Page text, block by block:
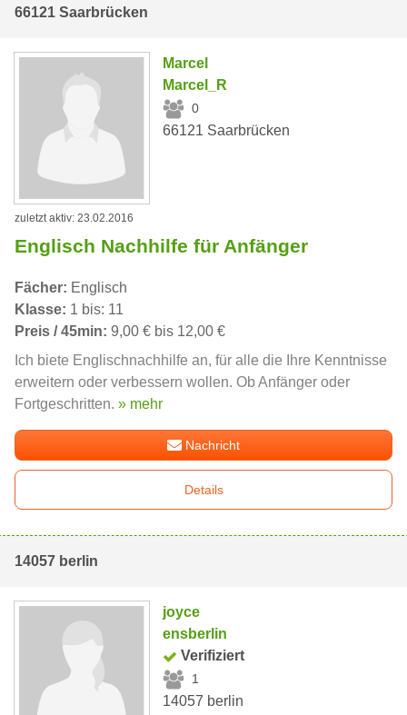
66121 Saarbrücken
Marcel
Marcel_R
0
66121 Saarbrücken
zuletzt aktiv: 23.02.2016
Englisch Nachhilfe für Anfänger
Fächer: Englisch
Klasse: 1 bis: 11
Preis / 45min: 9,00 € bis 12,00 €
Ich biete Englischnachhilfe an, für alle die Ihre Kenntnisse
erweitern oder verbessern wollen. Ob Anfänger oder
Fortgeschritten. » mehr
Nachricht
Details
14057 berlin
joyce
ensberlin
Verifiziert
1
14057 berlin